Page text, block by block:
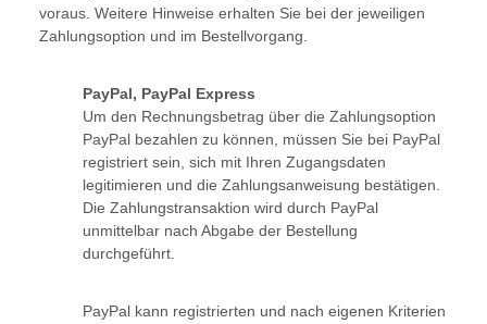
voraus. Weitere Hinweise erhalten Sie bei der jeweiligen
Zahlungsoption und im Bestellvorgang.
PayPal, PayPal Express
Um den Rechnungsbetrag über die Zahlungsoption
PayPal bezahlen zu können, müssen Sie bei PayPal
registriert sein, sich mit Ihren Zugangsdaten
legitimieren und die Zahlungsanweisung bestätigen.
Die Zahlungstransaktion wird durch PayPal
unmittelbar nach Abgabe der Bestellung
durchgeführt.
PayPal kann registrierten und nach eigenen Kriterien